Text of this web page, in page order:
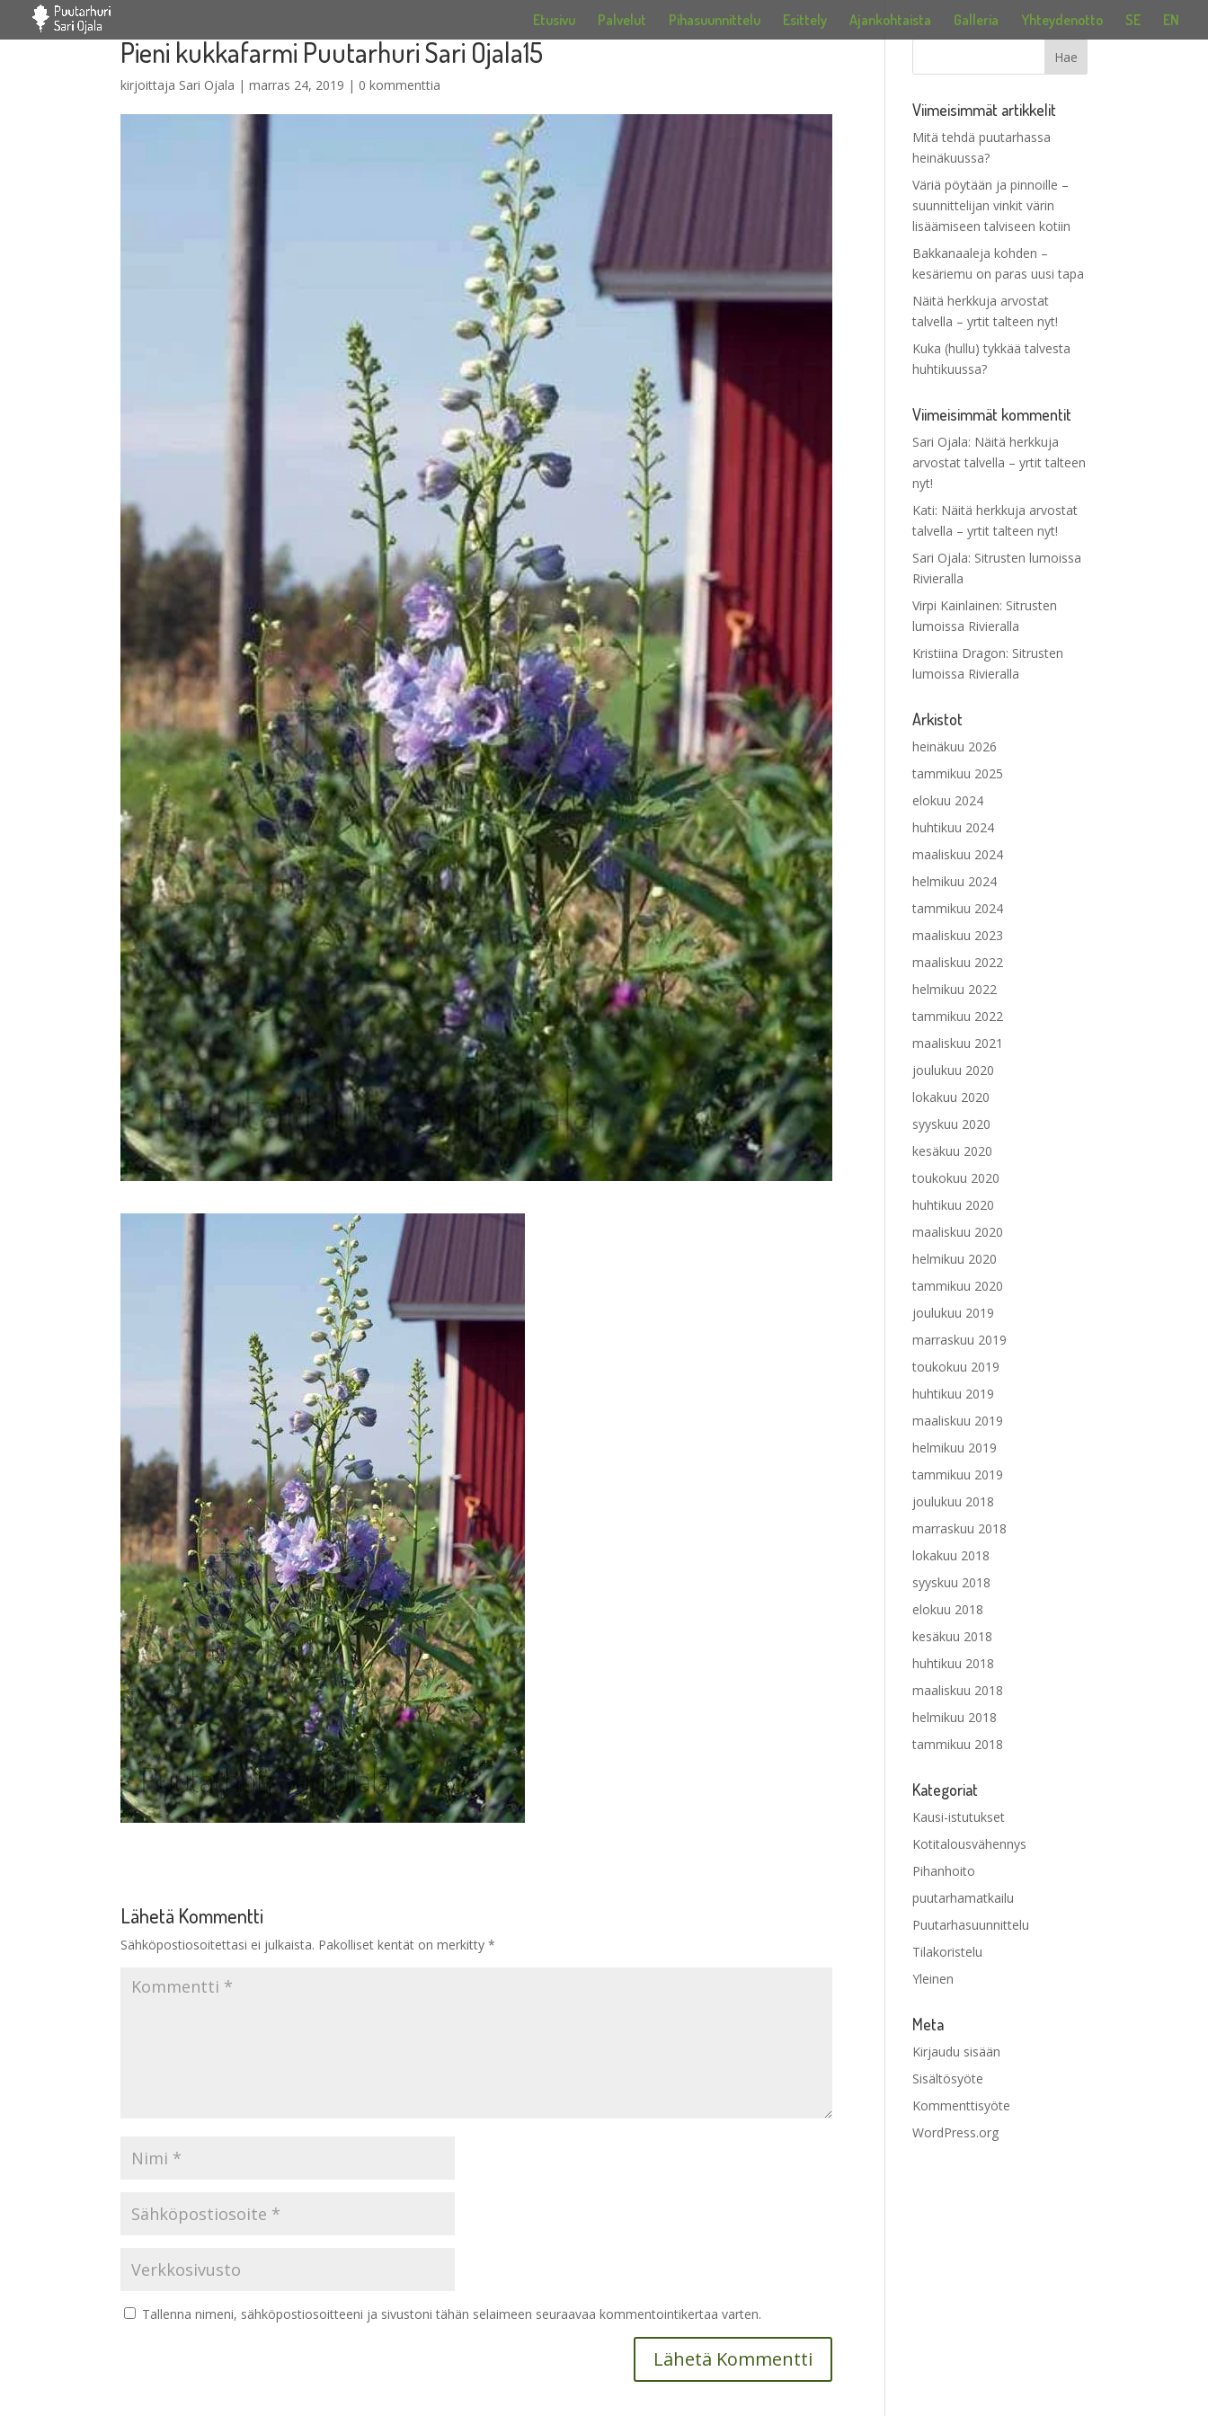
Etusivu Palvelut Pihasuunnittelu Esittely Ajankohtaista Galleria Yhteydenotto SE EN
Pieni kukkafarmi Puutarhuri Sari Ojala15
kirjoittaja Sari Ojala |marras 24, 2019 | 0 kommenttia
Lähetä Kommentti
Sähköpostiosoitettasi ei julkaista. Pakolliset kentät on merkitty*
Tallenna nimeni, sähköpostiosoitteeni ja sivustoni tähän selaimeen seuraavaa kommentointikertaa varten.
Viimeisimmät artikkelit
Mitä tehdä puutarhassa
heinäkuussa?
Väriä pöytään ja pinnoille –
suunnittelijan vinkit värin
lisäämiseen talviseen kotiin
Bakkanaaleja kohden –
kesäriemu on paras uusi tapa
Näitä herkkuja arvostat
talvella – yrtit talteen nyt!
Kuka (hullu) tykkää talvesta
huhtikuussa?
Viimeisimmät kommentit
Sari Ojala: Näitä herkkuja
arvostat talvella – yrtit talteen
nyt!
Kati: Näitä herkkuja arvostat
talvella – yrtit talteen nyt!
Sari Ojala: Sitrusten lumoissa
Rivieralla
Virpi Kainlainen: Sitrusten
lumoissa Rivieralla
Kristiina Dragon: Sitrusten
lumoissa Rivieralla
Arkistot
heinäkuu 2026
tammikuu 2025
elokuu 2024
huhtikuu 2024
maaliskuu 2024
helmikuu 2024
tammikuu 2024
maaliskuu 2023
maaliskuu 2022
helmikuu 2022
tammikuu 2022
maaliskuu 2021
joulukuu 2020
lokakuu 2020
syyskuu 2020
kesäkuu 2020
toukokuu 2020
huhtikuu 2020
maaliskuu 2020
helmikuu 2020
tammikuu 2020
joulukuu 2019
marraskuu 2019
toukokuu 2019
huhtikuu 2019
maaliskuu 2019
helmikuu 2019
tammikuu 2019
joulukuu 2018
marraskuu 2018
lokakuu 2018
syyskuu 2018
elokuu 2018
kesäkuu 2018
huhtikuu 2018
maaliskuu 2018
helmikuu 2018
tammikuu 2018
Kategoriat
Kausi-istutukset
Kotitalousvähennys
Pihanhoito
puutarhamatkailu
Puutarhasuunnittelu
Tilakoristelu
Yleinen
Meta
Kirjaudu sisään
Sisältösyöte
Kommenttisyöte
WordPress.org